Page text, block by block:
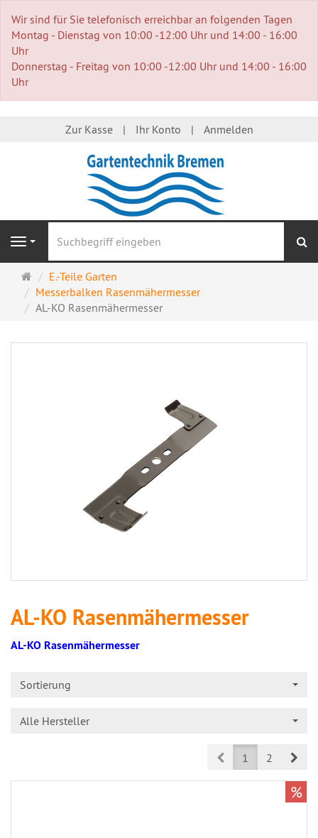
Wir sind für Sie telefonisch erreichbar an folgenden Tagen
Montag - Dienstag von 10:00 -12:00 Uhr und 14:00 - 16:00
Uhr
Donnerstag - Freitag von 10:00 -12:00 Uhr und 14:00 - 16:00
Uhr
Zur Kasse Ihr Konto Anmelden
Navigation
Startseite
E.-Teile Garten
Messerbalken Rasenmähermesser
AL-KO Rasenmähermesser
AL-KO Rasenmähermesser
AL-KO Rasenmähermesser
Sortierung
Alle Hersteller
Prev1 2
%